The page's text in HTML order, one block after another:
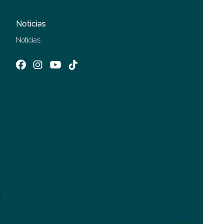
Noticias
Noticias